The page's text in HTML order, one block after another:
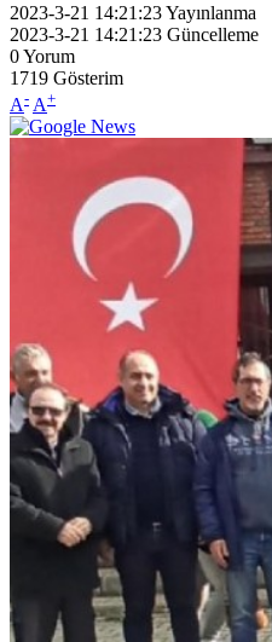
2023-3-21 14:21:23Yayınlanma
2023-3-21 14:21:23 Güncelleme
0Yorum
1719 Gösterim
A- A+